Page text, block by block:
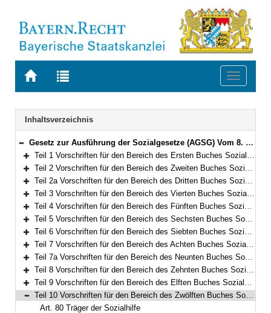
Zur
BAYERN.RECHT
Zur
letzten
Suche
Toggle
Navigation
Inhaltsverzeichnis
Bereich reduzieren
Gesetz zur Ausführung der Sozialgesetze (AGSG) Vom 8. Dezember 2006 (GVBl. S. 942) BayRS 86-7-A/G (Art. 1–122)
Bereich erweitern
Teil 1 Vorschriften für den Bereich des Ersten Buches Sozialgesetzbuch – Allgemeiner Teil – (Art. 1)
Bereich erweitern
Teil 2 Vorschriften für den Bereich des Zweiten Buches Sozialgesetzbuch – Grundsicherung für Arbeitsuchende – (Art. 2–3)
Bereich erweitern
Teil 2a Vorschriften für den Bereich des Dritten Buches Sozialgesetzbuch – Arbeitsförderung – (Art. 4–5a)
Bereich erweitern
Teil 3 Vorschriften für den Bereich des Vierten Buches Sozialgesetzbuch – Gemeinsame Vorschriften für die Sozialversicherung – (Art. 6–8)
Bereich erweitern
Teil 4 Vorschriften für den Bereich des Fünften Buches Sozialgesetzbuch – Gesetzliche Krankenversicherung – (Art. 9)
Bereich erweitern
Teil 5 Vorschriften für den Bereich des Sechsten Buches Sozialgesetzbuch – Gesetzliche Rentenversicherung– (Art. 10–10a)
Bereich erweitern
Teil 6 Vorschriften für den Bereich des Siebten Buches Sozialgesetzbuch – Gesetzliche Unfallversicherung – (Art. 11)
Bereich erweitern
Teil 7 Vorschriften für den Bereich des Achten Buches Sozialgesetzbuch – Kinder- und Jugendhilfe – und für weitere Regelungen des Kinder- und Jugendhilferechts (Art. 12–66)
Bereich erweitern
Teil 7a Vorschriften für den Bereich des Neunten Buches Sozialgesetzbuch – Rehabilitation und Teilhabe von Menschen mit Behinderungen – (Art. 66a–66g)
Bereich erweitern
Teil 8 Vorschriften für den Bereich des Zehnten Buches Sozialgesetzbuch – Sozialverwaltungsverfahren und Sozialdatenschutz – (Art. 67)
Bereich erweitern
Teil 9 Vorschriften für den Bereich des Elften Buches Sozialgesetzbuch – Soziale Pflegeversicherung – (Art. 68–79)
Bereich reduzieren
Teil 10 Vorschriften für den Bereich des Zwölften Buches Sozialgesetzbuch – Sozialhilfe – (Art. 80–94)
Art. 80 Träger der Sozialhilfe